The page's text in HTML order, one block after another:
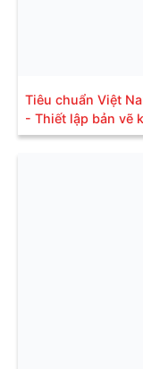
Tiêu chuẩn Việt
- Thiết lập bản vẽ